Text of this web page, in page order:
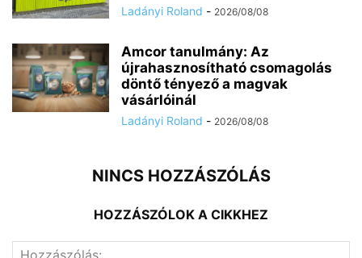
Ladányi Roland - 2026/08/08
Amcor tanulmány: Az
újrahasznosítható csomagolás
döntő tényező a magvak
vásárlóinál
Ladányi Roland - 2026/08/08
NINCS HOZZÁSZÓLÁS
HOZZÁSZÓLOK A CIKKHEZ